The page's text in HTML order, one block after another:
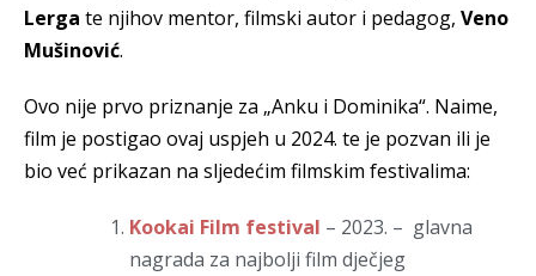
Lerga te njihov mentor, filmski autor i pedagog, Veno
Mušinović.
Ovo nije prvo priznanje za „Anku i Dominika“. Naime,
film je postigao ovaj uspjeh u 2024. te je pozvan ili je
bio već prikazan na sljedećim filmskim festivalima:
Kookai Film festival – 2023. – glavna
nagrada za najbolji film dječjeg